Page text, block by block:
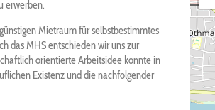
erwerben.
Mietraum für selbstbestimmtes
das MHS entschieden wir uns zur
orientierte Arbeitsidee konnte in
Existenz und die nachfolgender